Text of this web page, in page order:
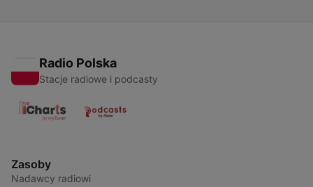
Radio Polska
Stacje radiowe i podcasty
Zasoby
Nadawcy radiowi